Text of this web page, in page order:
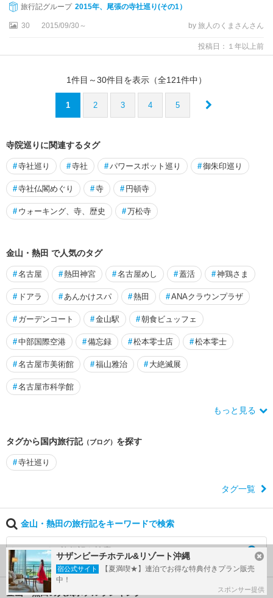
旅行記グループ 2015年、尾張の寺社巡り(その1）
30 2015/09/30～ by 旅人のくまさんさん
投稿日：１年以上前
1件目～30件目を表示（全121件中）
1 2 3 4 5
寺院巡りに関連するタグ
#寺社巡り #寺社 #パワースポット巡り #御朱印巡り
#寺社仏閣めぐり #寺 # 円頓寺
# ウォーキング、寺、歴史 #万松寺
金山・熱田 で人気のタグ
#名古屋 #熱田神宮 #名古屋めし #蓋活 #神鶏さま
# ドアラ # あんかけスパ #熱田 #ANAクラウンプラザ
# ガーデンコート #金山駅 #朝食ビュッフェ
#中部国際空港 #備忘録 #松本零士店 #松本零士
#名古屋市美術館 #福山雅治 # 大絶滅展
#名古屋市科学館
もっと見る
タグから国内旅行記（ブログ） を探す
#寺社巡り
タグ一覧
金山・熱田の旅行記をキーワードで検索
金山・熱田の人気ホテルランキング
サザンビーチホテル&リゾート沖縄
宿公式サイト
【夏満喫★】連泊でお得な特典付きプラン販売
中！
スポンサー提供